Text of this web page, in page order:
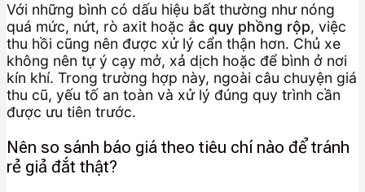
Với những bình có dấu hiệu bất thường như nóng
quá mức, nứt, rò axit hoặc ắc quy phồng rộp, việc
thu hồi cũng nên được xử lý cẩn thận hơn. Chủ xe
không nên tự ý cạy mở, xả dịch hoặc để bình ở nơi
kín khí. Trong trường hợp này, ngoài câu chuyện giá
thu cũ, yếu tố an toàn và xử lý đúng quy trình cần
được ưu tiên trước.
Nên so sánh báo giá theo tiêu chí nào để tránh
rẻ giả đắt thật?